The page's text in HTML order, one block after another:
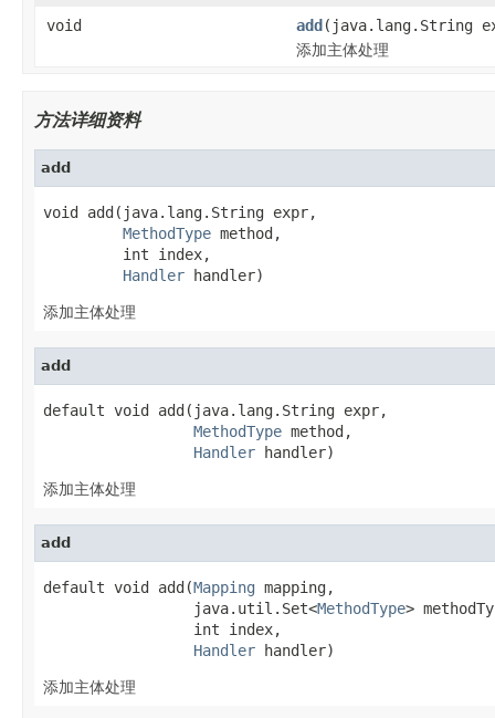
void
add(java.lang.String
添加主体处理
方法详细资料
add
void add(java.lang.String expr,
MethodType method,
         int index,
Handler handler)
添加主体处理
add
default void add(java.lang.String expr,
MethodType method,
Handler handler)
添加主体处理
add
default void add(Mapping mapping,
                 java.util.Set<
MethodType>
                 int index,
Handler handler)
添加主体处理